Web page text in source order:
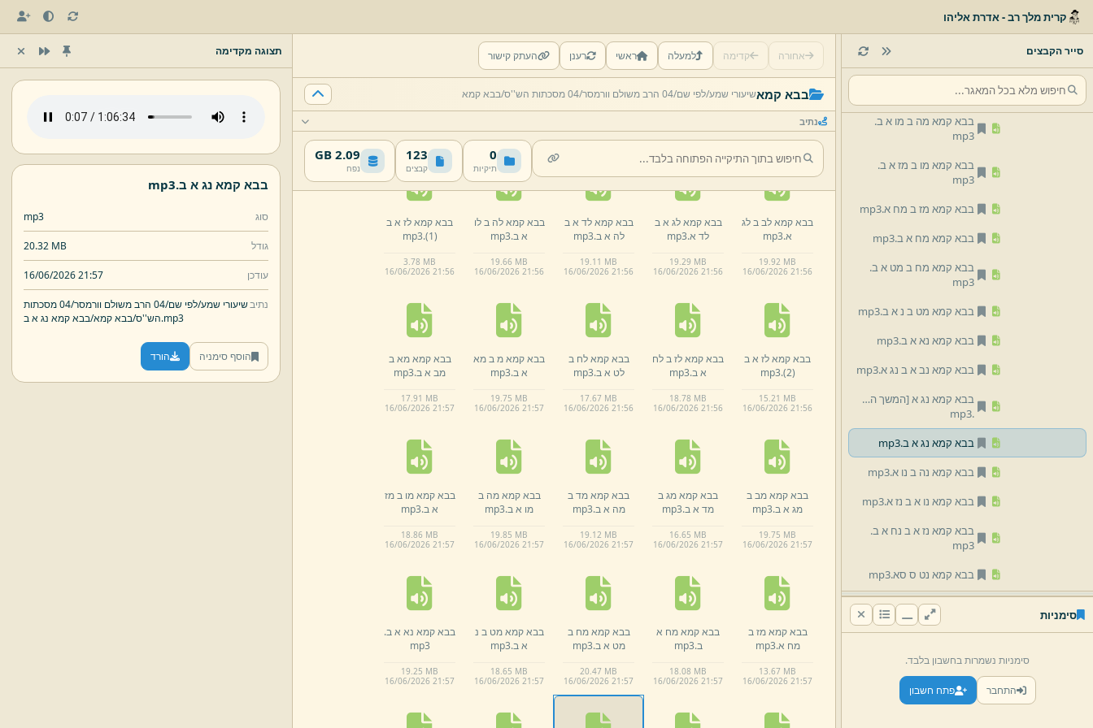
קרית מלך רב - אדרת אליהו
סייר הקבצים
בבא קמא מג ב מד א ב.
בבא קמא מד ב מה א ב.
mp3
בבא קמא מה ב מו א ב.
mp3
בבא קמא מו ב מז א ב.
mp3
בבא קמא מז ב מח א.mp3
בבא קמא מח א ב.mp3
בבא קמא מח ב מט א ב.
mp3
בבא קמא מט ב נ א ב.mp3
בבא קמא נא א ב.mp3
בבא קמא נב א ב נג א.mp3
בבא קמא נג א [המשך השיעור הקודם]
.
mp3
בבא קמא נג א ב.mp3
בבא קמא נה ב נו א.mp3
בבא קמא נו א ב נז א.mp3
בבא קמא נז א ב נח א ב.
mp3
בבא קמא נט ס סא.mp3
בבא קמא סב ב מרובה כא שבט תשפ שיעור ב.
בבא קמא סד ב סה א.
בבא קמא סה ב סו א.
סימניות
סימניות נשמרות בחשבון בלבד.
התחבר פתח חשבון
אחורה קדימה למעלה ראשי רענן העתק קישור
בבא קמאשיעורי שמע/לפי שם/04 הרב משולם וורמסר/ 04 מסכתות הש''ס/ בבא קמא
נתיב
0
תיקיות
123
קבצים
2.09 GB
נפח
כט א.mp3
16/06/2026 21:56
ל א. mp3
16/06/2026 21:56
לא א.mp3
16/06/2026 21:56
המניח ש כללי.
mp3
16/06/2026 21:56
16/06/2026 21:56
בבא קמא לב ב לג
א.mp3
19.92 MB
16/06/2026 21:56
בבא קמא לג א ב
לד א.mp3
19.29 MB
16/06/2026 21:56
בבא קמא לד א ב
לה א ב.mp3
19.11 MB
16/06/2026 21:56
בבא קמא לה ב לו
א ב.mp3
19.66 MB
16/06/2026 21:56
בבא קמא לז א ב
(1)
.
mp3
3.78 MB
16/06/2026 21:56
בבא קמא לז א ב
(2)
.
mp3
15.21 MB
16/06/2026 21:56
בבא קמא לז ב לח
א ב.mp3
18.78 MB
16/06/2026 21:56
בבא קמא לח ב
לט א ב.mp3
17.67 MB
16/06/2026 21:56
בבא קמא מ ב מא
א ב.mp3
19.75 MB
16/06/2026 21:57
בבא קמא מא ב
מב א ב.mp3
17.91 MB
16/06/2026 21:57
בבא קמא מב ב
מג א ב.mp3
19.75 MB
16/06/2026 21:57
בבא קמא מג ב
מד א ב.mp3
16.65 MB
16/06/2026 21:57
בבא קמא מד ב
מה א ב.mp3
19.12 MB
16/06/2026 21:57
בבא קמא מה ב
מו א ב.mp3
19.85 MB
16/06/2026 21:57
בבא קמא מו ב מז
א ב.mp3
18.86 MB
16/06/2026 21:57
בבא קמא מז ב
מח א.mp3
13.67 MB
16/06/2026 21:57
בבא קמא מח א
ב.mp3
18.08 MB
16/06/2026 21:57
בבא קמא מח ב
מט א ב.mp3
20.47 MB
16/06/2026 21:57
בבא קמא מט ב נ
א ב.mp3
18.65 MB
16/06/2026 21:57
בבא קמא נא א ב.
mp3
19.25 MB
16/06/2026 21:57
תצוגה מקדימה
בבא קמא נג א ב.mp3
סוג mp3
גודל 20.32 MB
עודכן 16/06/2026 21:57
נתיבשיעורי שמע/לפי שם/04 הרב משולם וורמסר/
04 מסכתות
הש''ס/בבא קמא/ בבא קמא נג א ב.mp3
הוסף סימניה הורד